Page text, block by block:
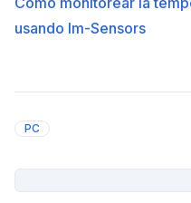
usando lm-Sensors
PC